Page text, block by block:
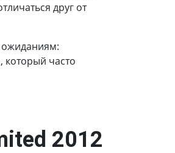
друг от
ожиданиям:
который часто
2012